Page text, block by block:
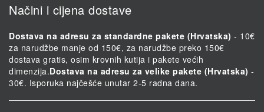
Načini i cijena dostave
Dostava na adresu za standardne pakete (Hrvatska) - 10€
za narudžbe manje od 150€, za narudžbe preko 150€
dostava gratis, osim krovnih kutija i pakete većih
dimenzija.Dostava na adresu za velike pakete (Hrvatska) -
30€. Isporuka najčešće unutar 2-5 radna dana.